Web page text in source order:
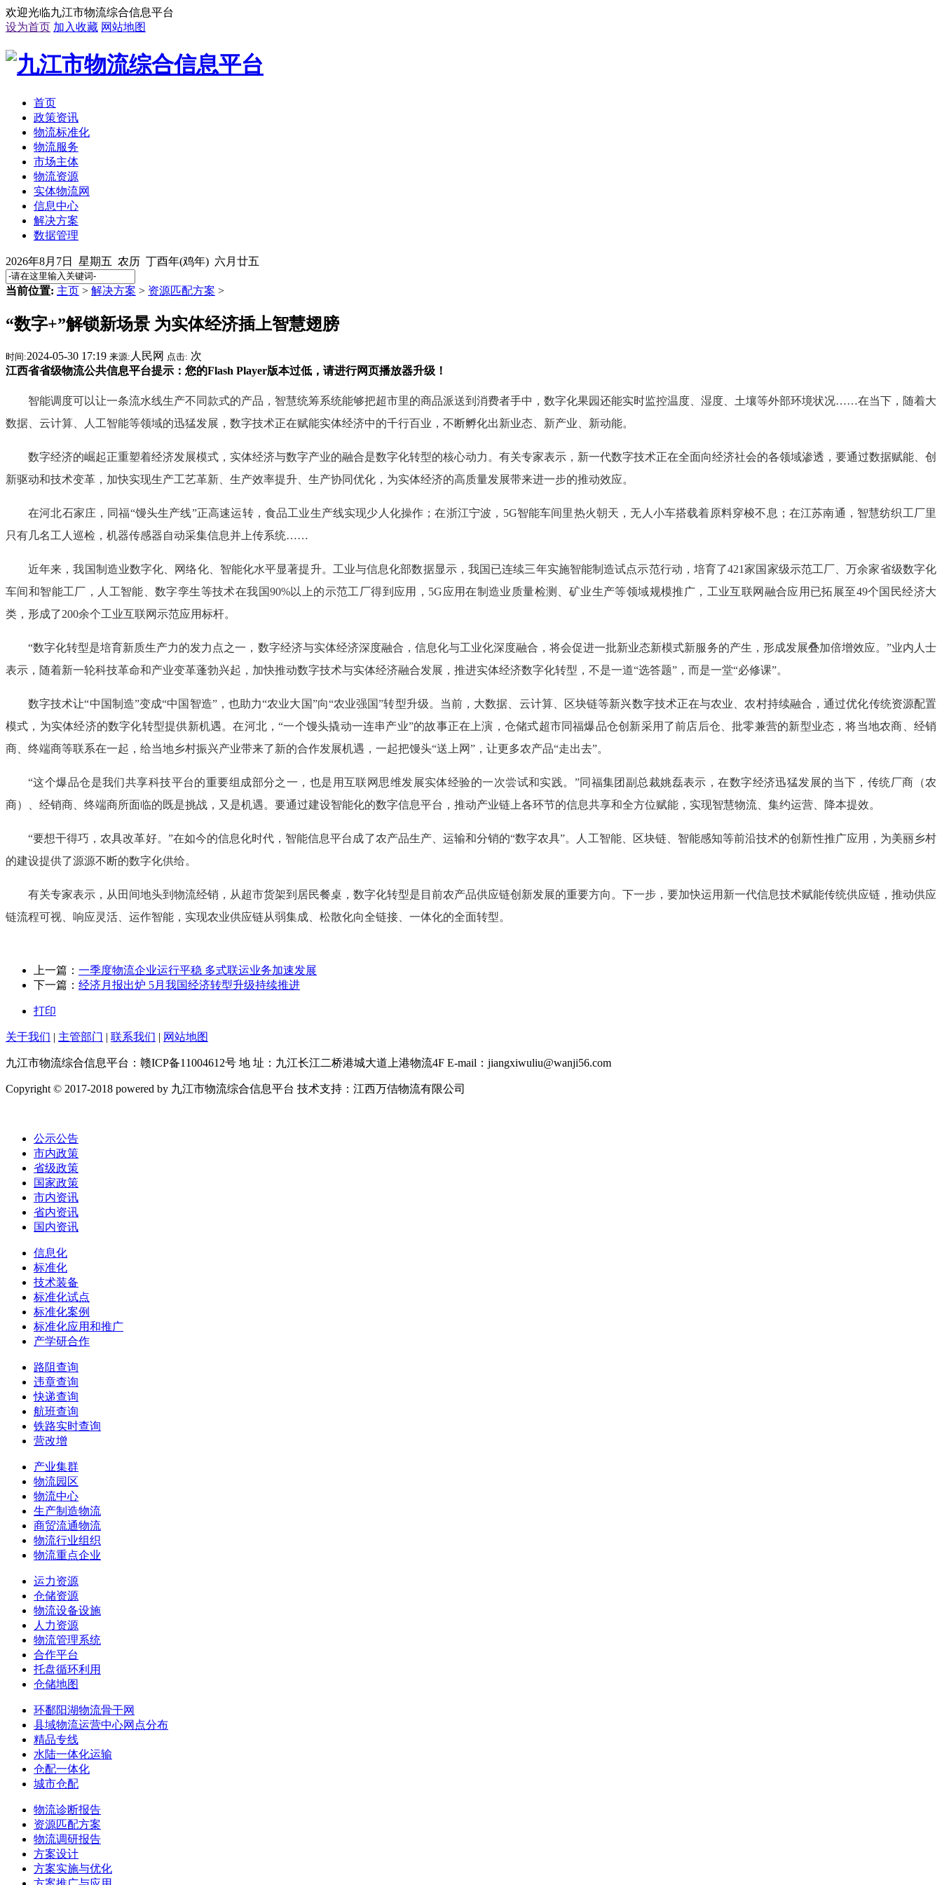
欢迎光临九江市物流综合信息平台
设为首页 加入收藏 网站地图
首页
政策资讯
物流标准化
物流服务
市场主体
物流资源
实体物流网
信息中心
解决方案
数据管理
2026年8月7日 星期五 农历 丁酉年(鸡年) 六月廿五
当前位置: 主页 > 解决方案 > 资源匹配方案 >
“数字+”解锁新场景 为实体经济插上智慧翅膀
时间:2024-05-30 17:19 来源: 人民网 点击: 次
江西省省级物流公共信息平台提示：您的Flash Player版本过低，请进行网页播放器升级！
智能调度可以让一条流水线生产不同款式的产品，智慧统筹系统能够把超市里的商品派送到消费者手中，数字化果园还能实时监控温度、湿度、土壤等外部环境状况……在当下，随着大
数据、云计算、人工智能等领域的迅猛发展，数字技术正在赋能实体经济中的千行百业，不断孵化出新业态、新产业、新动能。
数字经济的崛起正重塑着经济发展模式，实体经济与数字产业的融合是数字化转型的核心动力。有关专家表示，新一代数字技术正在全面向经济社会的各领域渗透，要通过数据赋能、创
新驱动和技术变革，加快实现生产工艺革新、生产效率提升、生产协同优化，为实体经济的高质量发展带来进一步的推动效应。
在河北石家庄，同福“馒头生产线”正高速运转，食品工业生产线实现少人化操作；在浙江宁波，5G智能车间里热火朝天，无人小车搭载着原料穿梭不息；在江苏南通，智慧纺织工厂里
只有几名工人巡检，机器传感器自动采集信息并上传系统……
近年来，我国制造业数字化、网络化、智能化水平显著提升。工业与信息化部数据显示，我国已连续三年实施智能制造试点示范行动，培育了421家国家级示范工厂、万余家省级数字化
车间和智能工厂，人工智能、数字孪生等技术在我国90%以上的示范工厂得到应用，5G应用在制造业质量检测、矿业生产等领域规模推广，工业互联网融合应用已拓展至49个国民经济大
类，形成了200余个工业互联网示范应用标杆。
“数字化转型是培育新质生产力的发力点之一，数字经济与实体经济深度融合，信息化与工业化深度融合，将会促进一批新业态新模式新服务的产生，形成发展叠加倍增效应。”业内人士
表示，随着新一轮科技革命和产业变革蓬勃兴起，加快推动数字技术与实体经济融合发展，推进实体经济数字化转型，不是一道“选答题”，而是一堂“必修课”。
数字技术让“中国制造”变成“中国智造”，也助力“农业大国”向“农业强国”转型升级。当前，大数据、云计算、区块链等新兴数字技术正在与农业、农村持续融合，通过优化传统资源配置
模式，为实体经济的数字化转型提供新机遇。在河北，“一个馒头撬动一连串产业”的故事正在上演，仓储式超市同福爆品仓创新采用了前店后仓、批零兼营的新型业态，将当地农商、经销
商、终端商等联系在一起，给当地乡村振兴产业带来了新的合作发展机遇，一起把馒头“送上网”，让更多农产品“走出去”。
“这个爆品仓是我们共享科技平台的重要组成部分之一，也是用互联网思维发展实体经验的一次尝试和实践。”同福集团副总裁姚磊表示，在数字经济迅猛发展的当下，传统厂商（农
商）、经销商、终端商所面临的既是挑战，又是机遇。要通过建设智能化的数字信息平台，推动产业链上各环节的信息共享和全方位赋能，实现智慧物流、集约运营、降本提效。
“要想干得巧，农具改革好。”在如今的信息化时代，智能信息平台成了农产品生产、运输和分销的“数字农具”。人工智能、区块链、智能感知等前沿技术的创新性推广应用，为美丽乡村
的建设提供了源源不断的数字化供给。
有关专家表示，从田间地头到物流经销，从超市货架到居民餐桌，数字化转型是目前农产品供应链创新发展的重要方向。下一步，要加快运用新一代信息技术赋能传统供应链，推动供应
链流程可视、响应灵活、运作智能，实现农业供应链从弱集成、松散化向全链接、一体化的全面转型。
上一篇： 一季度物流企业运行平稳 多式联运业务加速发展
下一篇： 经济月报出炉 5月我国经济转型升级持续推进
打印
关于我们 | 主管部门 | 联系我们 | 网站地图
九江市物流综合信息平台：赣ICP备11004612号 地 址：九江长江二桥港城大道上港物流4F E-mail：jiangxiwuliu@wanji56.com
Copyright © 2017-2018 powered by 九江市物流综合信息平台 技术支持：江西万佶物流有限公司
公示公告
市内政策
省级政策
国家政策
市内资讯
省内资讯
国内资讯
信息化
标准化
技术装备
标准化试点
标准化案例
标准化应用和推广
产学研合作
路阻查询
违章查询
快递查询
航班查询
铁路实时查询
营改增
产业集群
物流园区
物流中心
生产制造物流
商贸流通物流
物流行业组织
物流重点企业
运力资源
仓储资源
物流设备设施
人力资源
物流管理系统
合作平台
托盘循环利用
仓储地图
环鄱阳湖物流骨干网
县域物流运营中心网点分布
精品专线
水陆一体化运输
仓配一体化
城市仓配
物流诊断报告
资源匹配方案
物流调研报告
方案设计
方案实施与优化